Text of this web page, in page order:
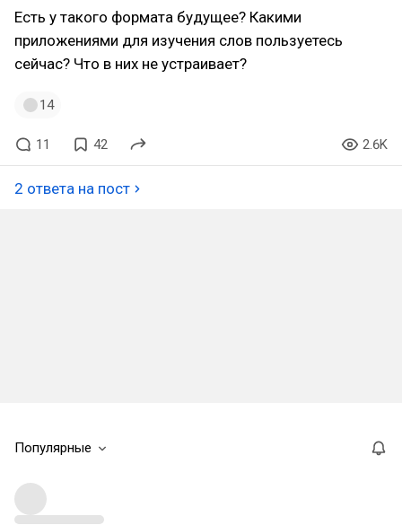
Есть у такого формата будущее? Какими
приложениями для изучения слов пользуетесь
сейчас? Что в них не устраивает?
14
11 42 2.6K
2 ответа на пост
Популярные